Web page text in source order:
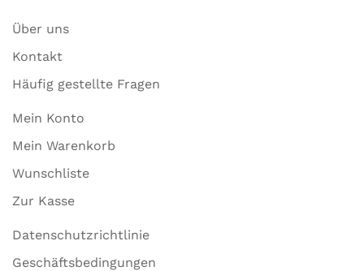
Über uns
Kontakt
Häufig gestellte Fragen
Mein Konto
Mein Warenkorb
Wunschliste
Zur Kasse
Datenschutzrichtlinie
Geschäftsbedingungen